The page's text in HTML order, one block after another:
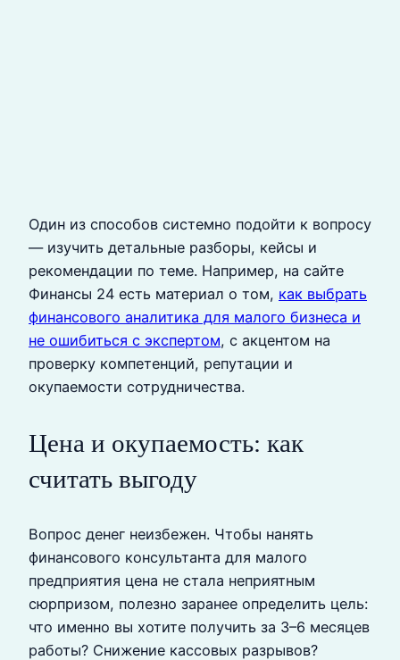
Один из способов системно подойти к вопросу
— изучить детальные разборы, кейсы и
рекомендации по теме. Например, на сайте
Финансы 24 есть материал о том, как выбрать
финансового аналитика для малого бизнеса и
не ошибиться с экспертом, с акцентом на
проверку компетенций, репутации и
окупаемости сотрудничества.
Цена и окупаемость: как
считать выгоду
Вопрос денег неизбежен. Чтобы нанять
финансового консультанта для малого
предприятия цена не стала неприятным
сюрпризом, полезно заранее определить цель:
что именно вы хотите получить за 3–6 месяцев
работы? Снижение кассовых разрывов?